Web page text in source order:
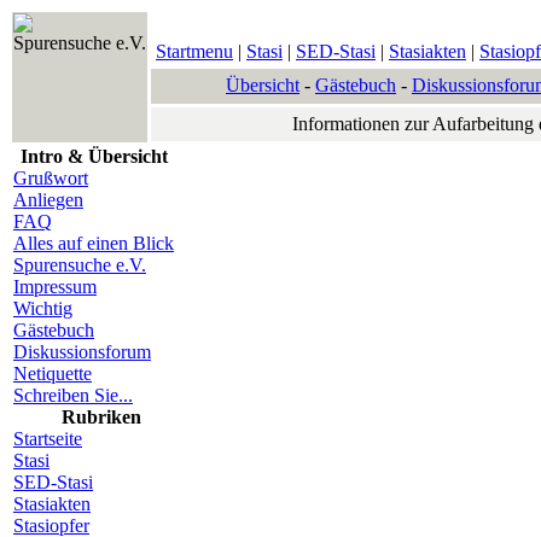
Spurensuche e.V. Startmenu | Stasi | SED-Stasi | Stasiakten |
Übersicht - Gästebuch -
Informationen zur
Intro & Übersicht
Grußwort
Anliegen
FAQ
Alles auf einen Blick
Spurensuche e.V.
Impressum
Wichtig
Gästebuch
Diskussionsforum
Netiquette
Schreiben Sie...
Rubriken
Startseite
Stasi
SED-Stasi
Stasiakten
Stasiopfer